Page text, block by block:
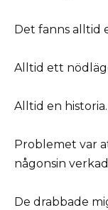
Det fanns alltid
Alltid ett
Alltid en historia.
Problemet var
någonsin
De drabbade